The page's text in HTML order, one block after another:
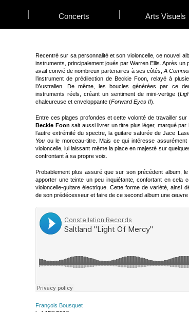
Concerts Arts Visuels
Recentré sur sa personnalité et son violoncelle, ce nouvel
instruments, principalement joués par Warren Ellis. Après un
avait convié de nombreux partenaires à ses côtés, A
l’instrument de prédilection de Beckie Foon, relayé à
l’Australien. De même, les boucles générées par ce
instruments réels, créant un sentiment de mini-vertige (
chaleureuse et enveloppante (Forward Eyes II).
Entre ces plages profondes et cette volonté de travailler
Beckie Foon sait aussi livrer un titre plus léger, marqué
l’autre extrémité du spectre, la guitare saturée de Jace
You ou le morceau-titre. Mais ce qui intéresse
violoncelle, lui laissant même la place en majesté sur
confrontant à sa propre voix.
Probablement plus assuré que sur son précédent album,
apporter une teinte un peu inquiétante, confortant en cela
violoncelle-guitare électrique. Cette forme de variété, ainsi
de son prédécesseur et faire de ce second album une œuvre
François Bousquet